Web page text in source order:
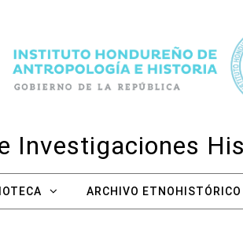
Investigaciones
ARCHIVO ETNOHISTÓRICO